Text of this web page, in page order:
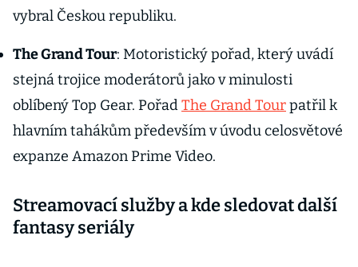
vybral Českou republiku.
The Grand Tour: Motoristický pořad, který uvádí
stejná trojice moderátorů jako v minulosti
oblíbený Top Gear. PořadThe Grand Tourpatřil k
hlavním tahákům především v úvodu celosvětové
expanze Amazon Prime Video.
Streamovací služby a kde sledovat další
fantasy seriály